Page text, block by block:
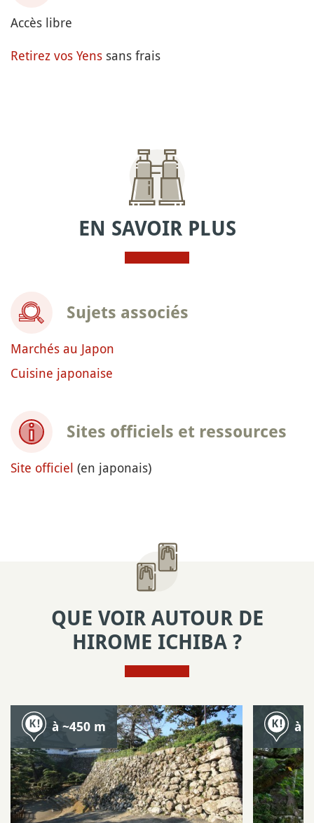
Accès libre
Retirez vos Yens sans frais
EN SAVOIR PLUS
Sujets associés
Marchés au Japon
Cuisine japonaise
Sites officiels et ressources
Site officiel (en japonais)
QUE VOIR AUTOUR DE
HIROME ICHIBA ?
à ~450 m à